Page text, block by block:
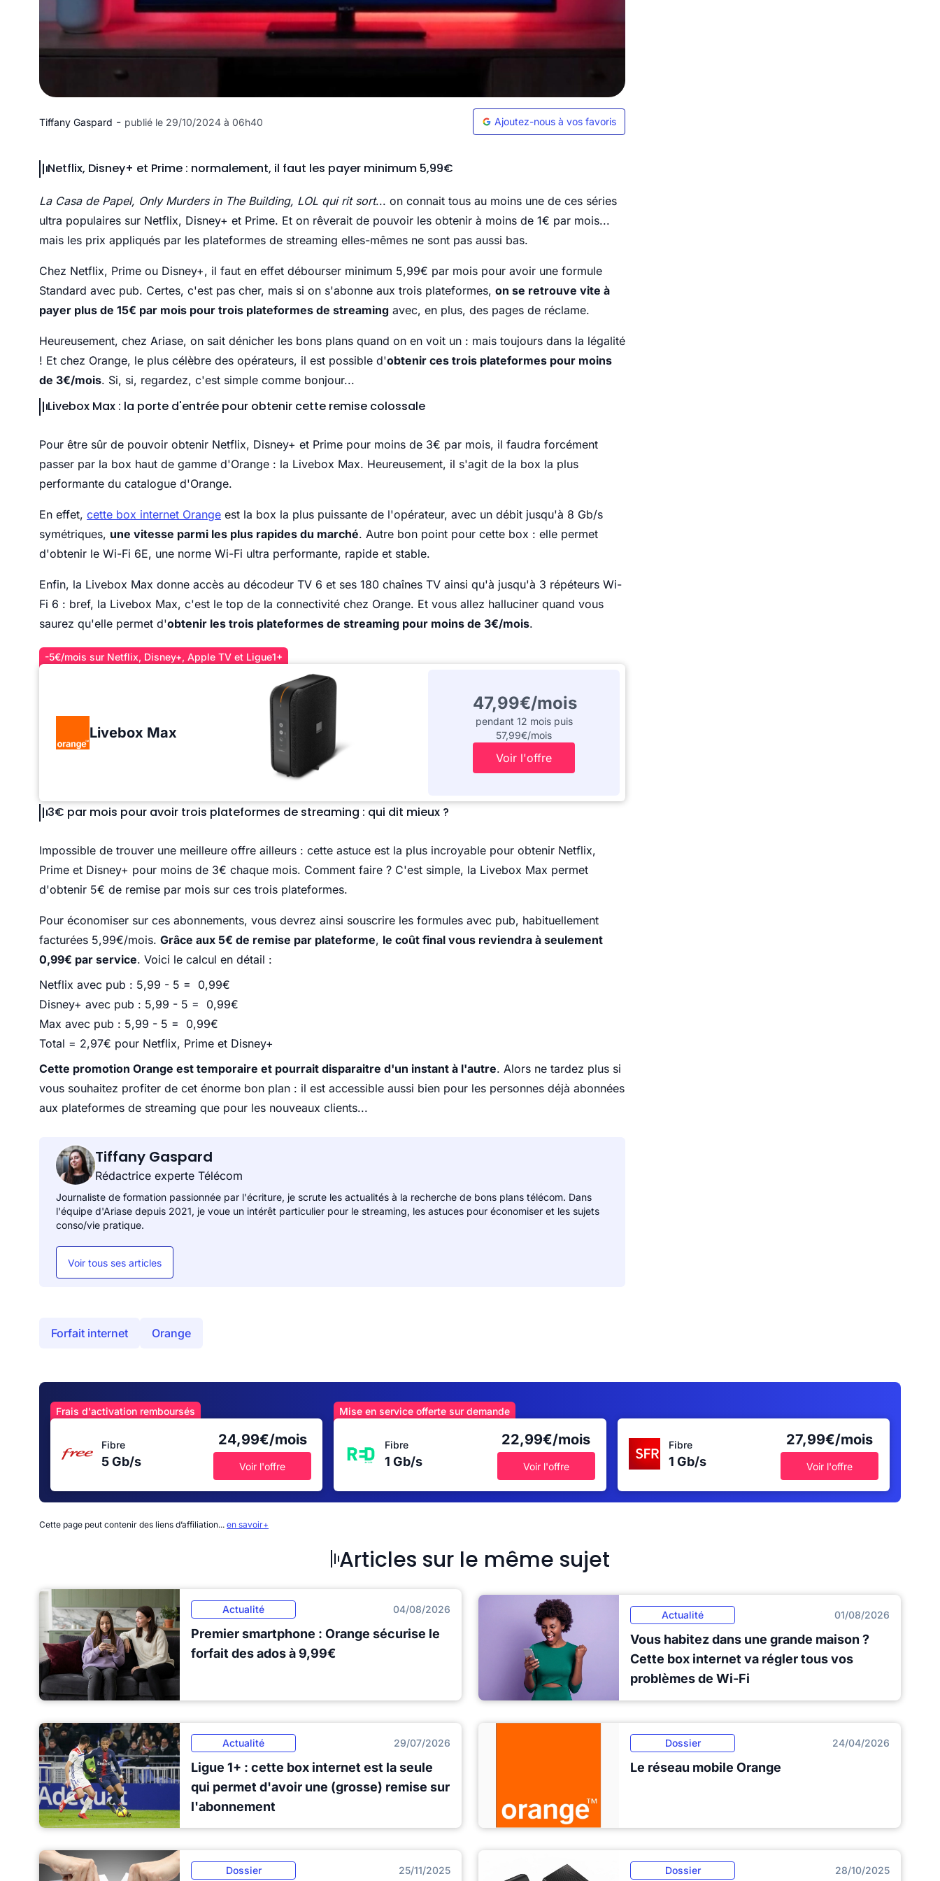
Tiffany Gaspard - publié le 29/10/2024 à 06h40 Ajoutez-nous à vos favoris
Netflix, Disney+ et Prime : normalement, il faut les payer minimum 5,99€
La Casa de Papel, Only Murders in The Building, LOL qui rit sort... on connait tous au moins une de ces séries
ultra populaires sur Netflix, Disney+ et Prime. Et on rêverait de pouvoir les obtenir à moins de 1€ par mois...
mais les prix appliqués par les plateformes de streaming elles-mêmes ne sont pas aussi bas.
Chez Netflix, Prime ou Disney+, il faut en effet débourser minimum 5,99€ par mois pour avoir une formule
Standard avec pub. Certes, c'est pas cher, mais si on s'abonne aux trois plateformes, on se retrouve vite à
payer plus de 15€ par mois pour trois plateformes de streaming avec, en plus, des pages de réclame.
Heureusement, chez Ariase, on sait dénicher les bons plans quand on en voit un : mais toujours dans la légalité
! Et chez Orange, le plus célèbre des opérateurs, il est possible d'obtenir ces trois plateformes pour moins
de 3€/mois. Si, si, regardez, c'est simple comme bonjour...
Livebox Max : la porte d'entrée pour obtenir cette remise colossale
Pour être sûr de pouvoir obtenir Netflix, Disney+ et Prime pour moins de 3€ par mois, il faudra forcément
passer par la box haut de gamme d'Orange : la Livebox Max. Heureusement, il s'agit de la box la plus
performante du catalogue d'Orange.
En effet, cette box internet Orange est la box la plus puissante de l'opérateur, avec un débit jusqu'à 8 Gb/s
symétriques, une vitesse parmi les plus rapides du marché. Autre bon point pour cette box : elle permet
d'obtenir le Wi-Fi 6E, une norme Wi-Fi ultra performante, rapide et stable.
Enfin, la Livebox Max donne accès au décodeur TV 6 et ses 180 chaînes TV ainsi qu'à jusqu'à 3 répéteurs Wi-
Fi 6 : bref, la Livebox Max, c'est le top de la connectivité chez Orange. Et vous allez halluciner quand vous
saurez qu'elle permet d'obtenir les trois plateformes de streaming pour moins de 3€/mois.
-5€/mois sur Netflix, Disney+, Apple TV et Ligue1+
Livebox Max
47,99€/mois
pendant 12 mois puis
57,99€/mois
Voir l'offre
3€ par mois pour avoir trois plateformes de streaming : qui dit mieux ?
Impossible de trouver une meilleure offre ailleurs : cette astuce est la plus incroyable pour obtenir Netflix,
Prime et Disney+ pour moins de 3€ chaque mois. Comment faire ? C'est simple, la Livebox Max permet
d'obtenir 5€ de remise par mois sur ces trois plateformes.
Pour économiser sur ces abonnements, vous devrez ainsi souscrire les formules avec pub, habituellement
facturées 5,99€/mois. Grâce aux 5€ de remise par plateforme, le coût final vous reviendra à seulement
0,99€ par service. Voici le calcul en détail :
Netflix avec pub : 5,99 - 5 = 0,99€
Disney+ avec pub : 5,99 - 5 = 0,99€
Max avec pub : 5,99 - 5 = 0,99€
Total = 2,97€ pour Netflix, Prime et Disney+
Cette promotion Orange est temporaire et pourrait disparaitre d'un instant à l'autre. Alors ne tardez plus si
vous souhaitez profiter de cet énorme bon plan : il est accessible aussi bien pour les personnes déjà abonnées
aux plateformes de streaming que pour les nouveaux clients...
Tiffany Gaspard
Rédactrice experte Télécom
Journaliste de formation passionnée par l'écriture, je scrute les actualités à la recherche de bons plans télécom. Dans
l'équipe d'Ariase depuis 2021, je voue un intérêt particulier pour le streaming, les astuces pour économiser et les sujets
conso/vie pratique.
Voir tous ses articles
Forfait internet Orange
Frais d'activation remboursés
Fibre
5 Gb/s
24,99€/mois
Voir l'offre
Mise en service offerte sur demande
Fibre
1 Gb/s
22,99€/mois
Voir l'offre
Fibre
1 Gb/s
27,99€/mois
Voir l'offre
Cette page peut contenir des liens d’affiliation... en savoir+
Articles sur le même sujet
Actualité 04/08/2026
Premier smartphone : Orange sécurise le
forfait des ados à 9,99€
Actualité 01/08/2026
Vous habitez dans une grande maison ?
Cette box internet va régler tous vos
problèmes de Wi-Fi
Actualité 29/07/2026
Ligue 1+ : cette box internet est la seule
qui permet d'avoir une (grosse) remise sur
l'abonnement
Dossier 24/04/2026
Le réseau mobile Orange
Dossier 25/11/2025 Dossier 28/10/2025